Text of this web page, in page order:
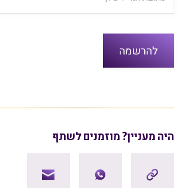
היה מעניין? מוזמנים לשתף